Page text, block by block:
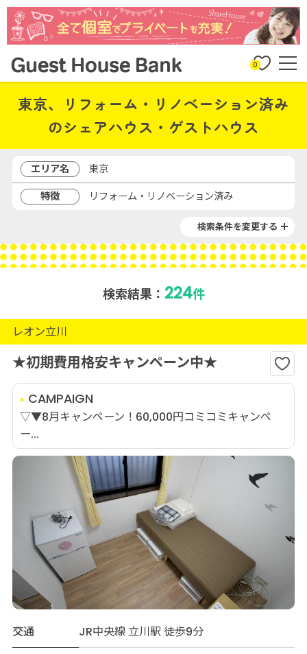
0
東京、リフォーム・リノベーション済み
のシェアハウス・ゲストハウス
エリア名
東京
特徴
リフォーム・リノベーション済み
検索条件を変更する
検索結果： 224件
レオン立川
★初期費用格安キャンペーン中★
CAMPAIGN
▽▼8月キャンペーン！60,000円コミコミキャンペ
ー...
交通
JR中央線 立川駅 徒歩9分